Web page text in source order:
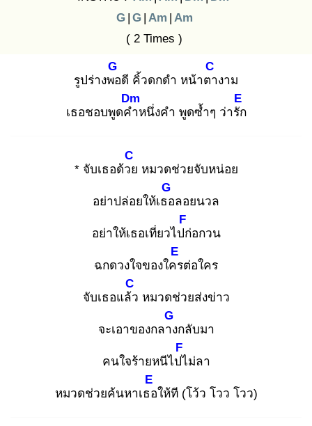
G | G | Am | Am
( 2 Times )
รูปร่างพอ
G
ดี คิ้วดกดำ หน้าตา
C
งาม
เธอชอบพูดคำ
Dm
หนึ่งคำ พูดซ้ำๆ ว่ารัก
E
* จับเธอด้วย
C
หมวดช่วยจับหน่อย
อย่าปล่อยให้เธอ
G
ลอยนวล
อย่าให้เธอเที่ยวไปก่
F
อกวน
ฉกดวงใจของใคร
E
ต่อใคร
จับเธอแล้ว
C
หมวดช่วยส่งข่าว
จะเอาของกลาง
G
กลับมา
คนใจร้ายหนีไปไ
F
ม่ลา
หมวดช่วยค้นหาเธอ
E
ให้ที (โว้ว โวว โวว)